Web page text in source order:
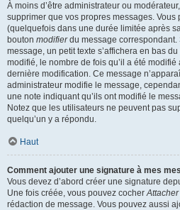
À moins d’être administrateur ou
supprimer que vos propres messages. Vous
(quelquefois dans une durée limitée après
bouton modifierdu message correspondant.
message, un petit texte s’affichera en bas
modifié, le nombre de fois qu’il a été
dernière modification. Ce message
administrateur modifie le message,
une note indiquant qu’ils ont modifié le
Notez que les utilisateurs ne peuvent pas
quelqu’un y a répondu.
Haut
Comment ajouter une signature à mes
Vous devez d’abord créer une signature
Une fois créée, vous pouvez cocher
rédaction de message. Vous pouvez aussi